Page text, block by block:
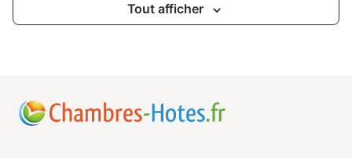
Tout afficher